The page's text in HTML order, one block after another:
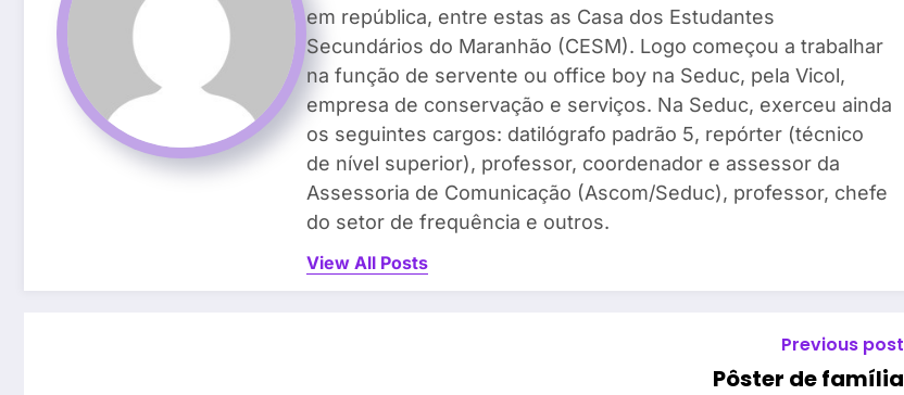
em república, entre estas as Casa dos Estudantes
Secundários do Maranhão (CESM). Logo começou a trabalhar
na função de servente ou office boy na Seduc, pela Vicol,
empresa de conservação e serviços. Na Seduc, exerceu ainda
os seguintes cargos: datilógrafo padrão 5, repórter (técnico
de nível superior), professor, coordenador e assessor da
Assessoria de Comunicação (Ascom/Seduc), professor, chefe
do setor de frequência e outros.
View All Posts
Previous post
Pôster de família